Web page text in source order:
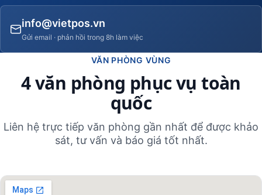
info@vietpos.vn
Gửi email · phản hồi trong 8h làm việc
VĂN PHÒNG VÙNG
4 văn phòng phục vụ toàn
quốc
Liên hệ trực tiếp văn phòng gần nhất để được khảo
sát, tư vấn và báo giá tốt nhất.